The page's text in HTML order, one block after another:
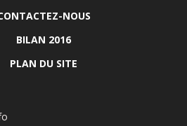
NOUS
BILAN 2016
PLAN DU SITE